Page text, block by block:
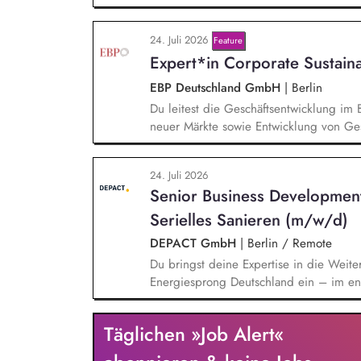
einem bestehenden Team zusammen
Projektleiter*innen weiter. Zu Deinen
Entwurf und Umsetzung von
Frühzeitige Identifikation von Branchen-
Aufbau von strategischen
Aufträgen, Neukunden und Projekten.
24. Juli 2026 Feature
Expert*in Corporate
EBP Deutschland GmbH | Berlin
Du leitest die Geschäftsentwicklung im
neuer Märkte sowie Entwicklung von
einem bestehenden Team zusammen
Projektleiter*innen weiter. Zu Deinen
Trendanalysen, Partnermanagement
Projekten.
24. Juli 2026
Senior Business
Serielles Sanieren (m/w/d)
DEPACT GmbH | Berlin / Remote
Du bringst deine Expertise in die
Energiesprong Deutschland ein – im
Markthochlauf und Support im
Development-Standbein: Du
Vorqualifizierungs-Tool CoPilot und
qualifizierst zudem Bauunternehmen
Täglichen »Job Alert«